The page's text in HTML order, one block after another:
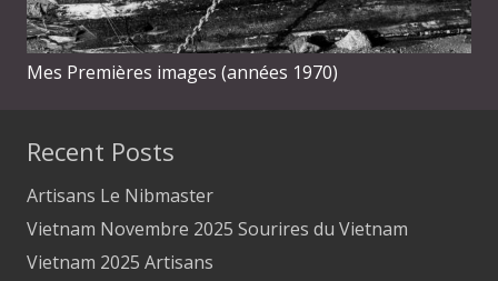
Mes Premières images (années 1970)
Recent Posts
Artisans Le Nibmaster
Vietnam Novembre 2025 Sourires du Vietnam
Vietnam 2025 Artisans